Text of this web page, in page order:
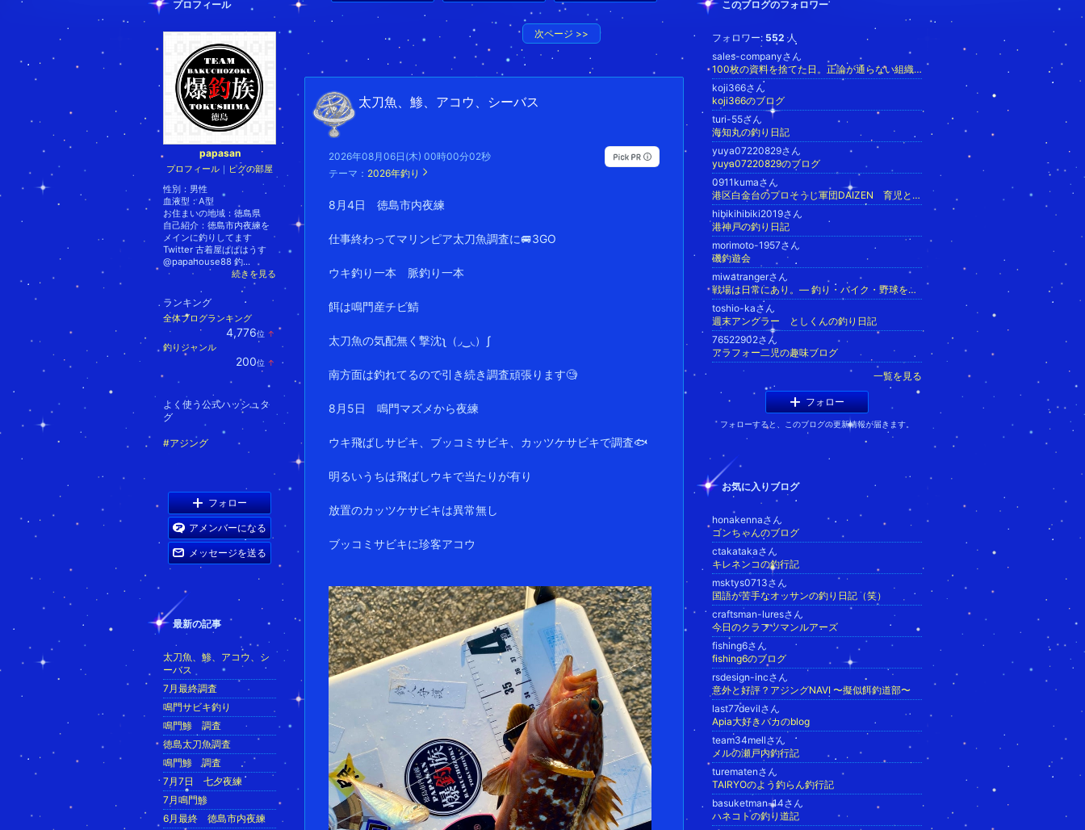
次ページ >>
太刀魚、鯵、アコウ、シーバス
2026年08月06日(木) 00時00分02秒
テーマ： 2026年釣り
8月4日 徳島市内夜練
仕事終わってマリンピア太刀魚調査に🚐3GO
ウキ釣り一本 脈釣り一本
餌は鳴門産チビ鯖
太刀魚の気配無く撃沈ʅ（◞‿◟）ʃ
南方面は釣れてるので引き続き調査頑張ります🧐
8月5日 鳴門マズメから夜練
ウキ飛ばしサビキ、ブッコミサビキ、カッツケサビキで調査🐟
明るいうちは飛ばしウキで当たりが有り
放置のカッツケサビキは異常無し
ブッコミサビキに珍客アコウ
このブログのフォロワー
フォロワー: 552 人
sales-companyさん
100枚の資料を捨てた日。正論が通らない組織の不協和音を調律する参謀の視座
koji366さん
koji366のブログ
turi-55さん
海知丸の釣り日記
yuya07220829さん
yuya07220829のブログ
0911kumaさん
港区白金台のプロそうじ軍団DAIZEN 育児と仕事で自分の時間ゼロ…そんな貴方を救う、プロそうじ軍団DAIZEN
hibikihibiki2019さん
港神戸の釣り日記
morimoto-1957さん
磯釣遊会
miwatrangerさん
戦場は日常にあり。― 釣り・バイク・野球を攻略する男の記録
toshio-kaさん
週末アングラー としくんの釣り日記
76522902さん
アラフォー二児の趣味ブログ
一覧を見る
フォロー
フォローすると、このブログの更新情報が届きます。
お気に入りブログ
honakennaさん
ゴンちゃんのブログ
ctakatakaさん
キレネンコの釣行記
msktys0713さん
国語が苦手なオッサンの釣り日記（笑）
craftsman-luresさん
今日のクラフツマンルアーズ
fishing6さん
fishing6のブログ
rsdesign-incさん
意外と好評？アジングNAVI 〜擬似餌釣道部〜
last77devilさん
Apia大好きバカのblog
team34mellさん
メルの瀬戸内釣行記
turematenさん
TAIRYOのよう釣らん釣行記
basuketman-14さん
ハネコトの釣り道記
プロフィール
papasan
プロフィール ｜ ピグの部屋
性別： 男性
血液型：A型
お住まいの地域： 徳島県
自己紹介：徳島市内夜練を
メインに釣りしてます
Twitter 古着屋ぱぱはうす
@papahouse88 釣...
続きを見る
ランキング
全体ブログランキング
4,776位 ↑
キ
釣りジャンル
200位 ↑
グ
よく使う公式ハッシュタ
グ
#アジング
フォロー
アメンバーになる
メッセージを送る
最新の記事
太刀魚、鯵、アコウ、シ
ーバス
7月最終調査
鳴門サビキ釣り
鳴門鯵 調査
徳島太刀魚調査
鳴門鯵 調査
7月7日 七夕夜練
7月鳴門鯵
6月最終 徳島市内夜練